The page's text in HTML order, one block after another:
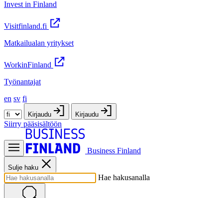
Invest in Finland
Visitfinland.fi
Matkailualan yritykset
WorkinFinland
Työnantajat
en sv fi
Kirjaudu Kirjaudu
Siirry pääsisältöön
Business Finland
Sulje haku
Hae hakusanalla